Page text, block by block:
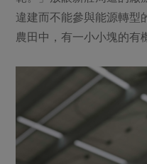
違建而不能參與能源轉型
農田中，有一小小塊的有